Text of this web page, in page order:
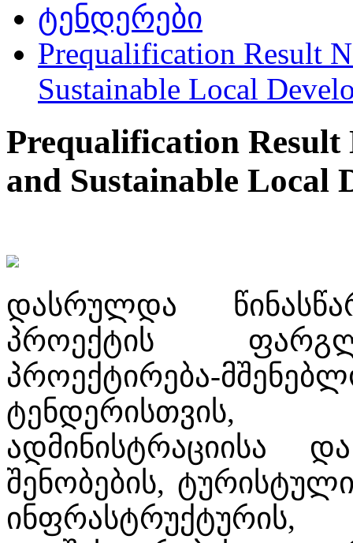
ტენდერები
Prequalification Result
Sustainable Local
Prequalification
and Sustainable Local
დასრულდა
პროექტის
პროექტირება-
ადმინისტრაციისა
შენობების,